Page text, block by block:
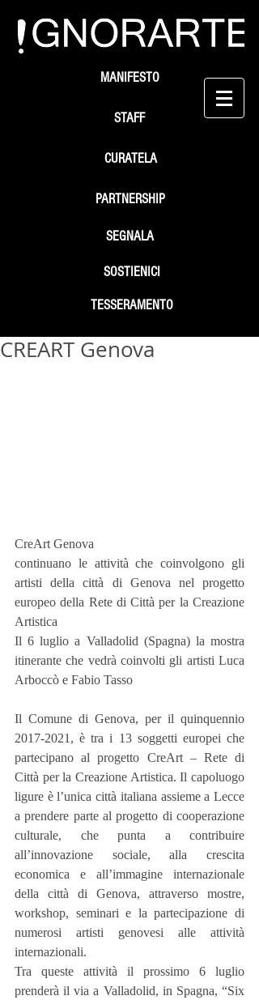
STAFF
SEGNALA
SOSTIENICI
MANIFESTO
PARTNERSHIP
TESSERAMENTO
CURATELA
CREART Genova
CreArt Genova
continuano le attività che coinvolgono gli
artisti della città di Genova nel progetto
europeo della Rete di Città per la Creazione
Artistica
Il 6 luglio a Valladolid (Spagna) la mostra
itinerante che vedrà coinvolti gli artisti Luca
Arboccò e Fabio Tasso
Il Comune di Genova, per il quinquennio
2017-2021, è tra i 13 soggetti europei che
partecipano al progetto CreArt – Rete di
Città per la Creazione Artistica. Il capoluogo
ligure è l’unica città italiana assieme a Lecce
a prendere parte al progetto di cooperazione
culturale, che punta a contribuire
all’innovazione sociale, alla crescita
economica e all’immagine internazionale
della città di Genova, attraverso mostre,
workshop, seminari e la partecipazione di
numerosi artisti genovesi alle attività
internazionali.
Tra queste attività il prossimo 6 luglio
prenderà il via a Valladolid, in Spagna, “Six